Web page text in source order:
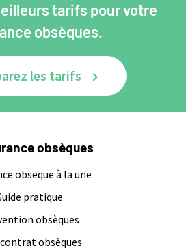
tarifs pour votre
obsèques.
les tarifs
obsèques
obseque à la une
pratique
obsèques
obsèques